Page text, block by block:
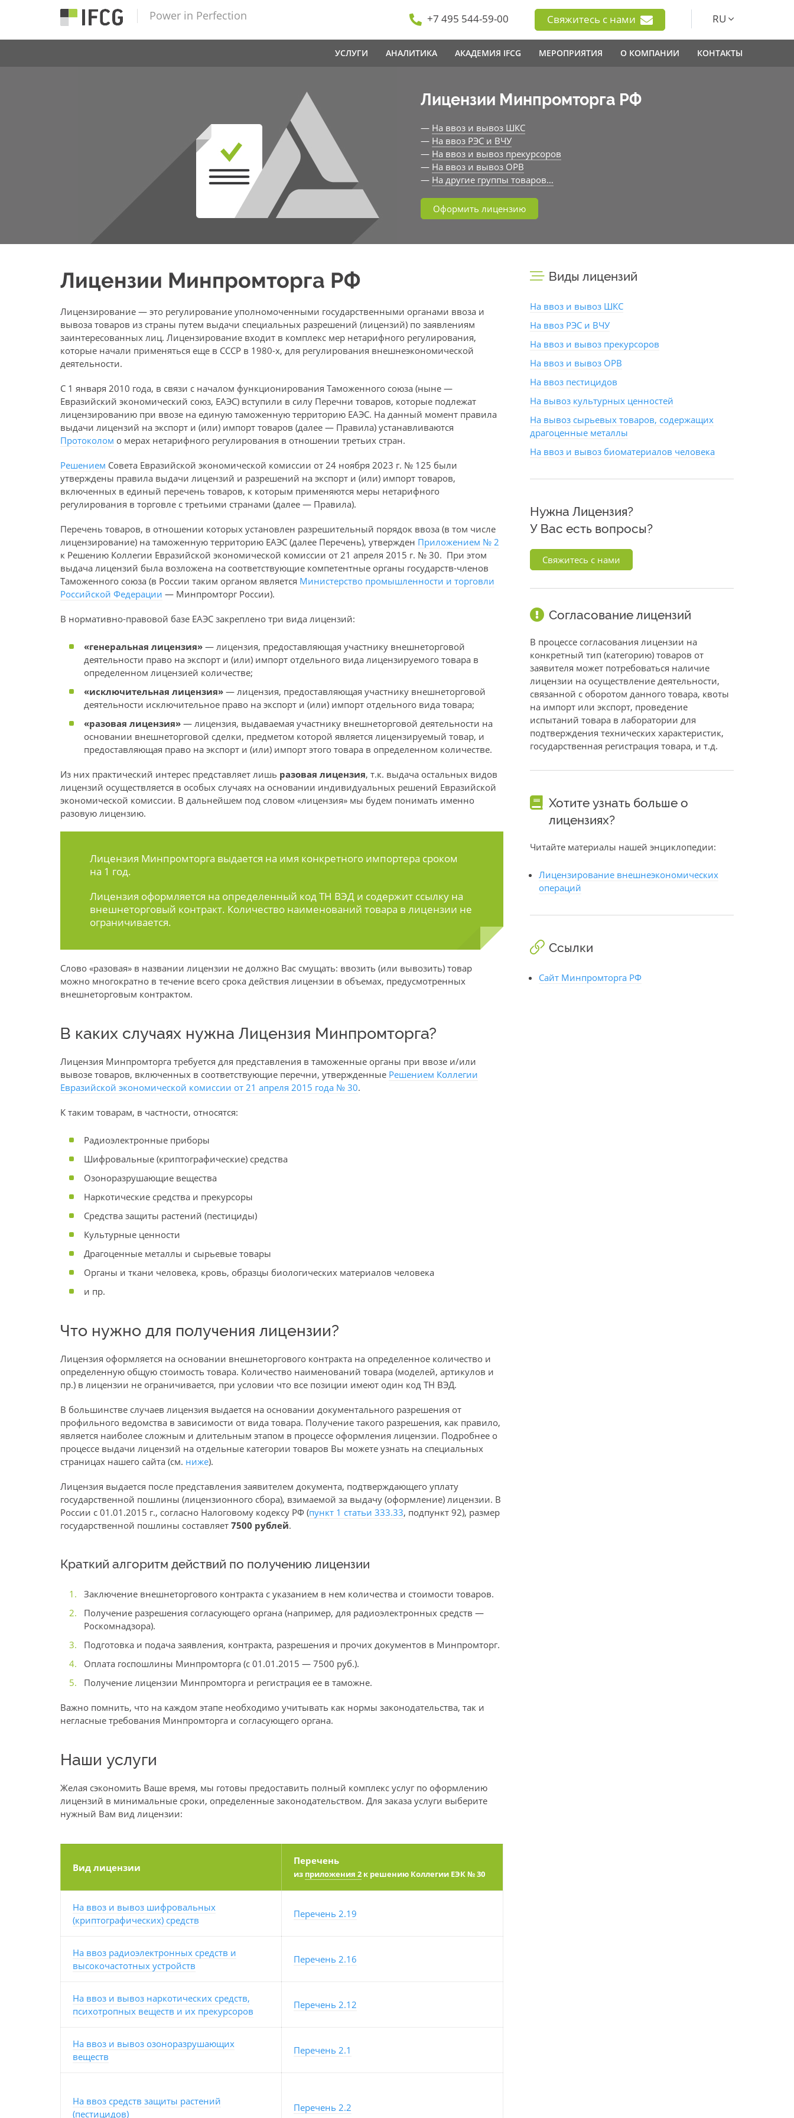
Power in Perfection +7 495 544-59-00 Свяжитесь с нами RU
УСЛУГИ АНАЛИТИКА АКАДЕМИЯ IFCG МЕРОПРИЯТИЯ О КОМПАНИИ КОНТАКТЫ
Лицензии Минпромторга РФ
— На ввоз и вывоз ШКС
— На ввоз РЭС и ВЧУ
— На ввоз и вывоз прекурсоров
— На ввоз и вывоз ОРВ
— На другие группы товаров…
Оформить лицензию
Лицензии Минпромторга РФ
Лицензирование — это регулирование уполномоченными государственными органами ввоза и
вывоза товаров из страны путем выдачи специальных разрешений (лицензий) по заявлениям
заинтересованных лиц. Лицензирование входит в комплекс мер нетарифного регулирования,
которые начали применяться еще в СССР в 1980-х, для регулирования внешнеэкономической
деятельности.
С 1 января 2010 года, в связи с началом функционирования Таможенного союза (ныне —
Евразийский экономический союз, ЕАЭС) вступили в силу Перечни товаров, которые подлежат
лицензированию при ввозе на единую таможенную территорию ЕАЭС. На данный момент правила
выдачи лицензий на экспорт и (или) импорт товаров (далее — Правила) устанавливаются
Протоколом о мерах нетарифного регулирования в отношении третьих стран.
Решением Совета Евразийской экономической комиссии от 24 ноября 2023 г. № 125 были
утверждены правила выдачи лицензий и разрешений на экспорт и (или) импорт товаров,
включенных в единый перечень товаров, к которым применяются меры нетарифного
регулирования в торговле с третьими странами (далее — Правила).
Перечень товаров, в отношении которых установлен разрешительный порядок ввоза (в том числе
лицензирование) на таможенную территорию ЕАЭС (далее Перечень), утвержден Приложением № 2
к Решению Коллегии Евразийской экономической комиссии от 21 апреля 2015 г. № 30. При этом
выдача лицензий была возложена на соответствующие компетентные органы государств-членов
Таможенного союза (в России таким органом является Министерство промышленности и торговли
Российской Федерации — Минпромторг России).
В нормативно-правовой базе ЕАЭС закреплено три вида лицензий:
«генеральная лицензия» — лицензия, предоставляющая участнику внешнеторговой
деятельности право на экспорт и (или) импорт отдельного вида лицензируемого товара в
определенном лицензией количестве;
«исключительная лицензия» — лицензия, предоставляющая участнику внешнеторговой
деятельности исключительное право на экспорт и (или) импорт отдельного вида товара;
«разовая лицензия» — лицензия, выдаваемая участнику внешнеторговой деятельности на
основании внешнеторговой сделки, предметом которой является лицензируемый товар, и
предоставляющая право на экспорт и (или) импорт этого товара в определенном количестве.
Из них практический интерес представляет лишь разовая лицензия, т.к. выдача остальных видов
лицензий осуществляется в особых случаях на основании индивидуальных решений Евразийской
экономической комиссии. В дальнейшем под словом «лицензия» мы будем понимать именно
разовую лицензию.
Лицензия Минпромторга выдается на имя конкретного импортера сроком
на 1 год.
Лицензия оформляется на определенный код ТН ВЭД и содержит ссылку на
внешнеторговый контракт. Количество наименований товара в лицензии не
ограничивается.
Слово «разовая» в названии лицензии не должно Вас смущать: ввозить (или вывозить) товар
можно многократно в течение всего срока действия лицензии в объемах, предусмотренных
внешнеторговым контрактом.
В каких случаях нужна Лицензия Минпромторга?
Лицензия Минпромторга требуется для представления в таможенные органы при ввозе и/или
вывозе товаров, включенных в соответствующие перечни, утвержденные Решением Коллегии
Евразийской экономической комиссии от 21 апреля 2015 года № 30.
К таким товарам, в частности, относятся:
Радиоэлектронные приборы
Шифровальные (криптографические) средства
Озоноразрушающие вещества
Наркотические средства и прекурсоры
Средства защиты растений (пестициды)
Культурные ценности
Драгоценные металлы и сырьевые товары
Органы и ткани человека, кровь, образцы биологических материалов человека
и пр.
Что нужно для получения лицензии?
Лицензия оформляется на основании внешнеторгового контракта на определенное количество и
определенную общую стоимость товара. Количество наименований товара (моделей, артикулов и
пр.) в лицензии не ограничивается, при условии что все позиции имеют один код ТН ВЭД.
В большинстве случаев лицензия выдается на основании документального разрешения от
профильного ведомства в зависимости от вида товара. Получение такого разрешения, как правило,
является наиболее сложным и длительным этапом в процессе оформления лицензии. Подробнее о
процессе выдачи лицензий на отдельные категории товаров Вы можете узнать на специальных
страницах нашего сайта (см. ниже).
Лицензия выдается после представления заявителем документа, подтверждающего уплату
государственной пошлины (лицензионного сбора), взимаемой за выдачу (оформление) лицензии. В
России с 01.01.2015 г., согласно Налоговому кодексу РФ (пункт 1 статьи 333.33, подпункт 92), размер
государственной пошлины составляет 7500 рублей.
Краткий алгоритм действий по получению лицензии
Заключение внешнеторгового контракта с указанием в нем количества и стоимости товаров.
Получение разрешения согласующего органа (например, для радиоэлектронных средств —
Роскомнадзора).
Подготовка и подача заявления, контракта, разрешения и прочих документов в Минпромторг.
Оплата госпошлины Минпромторга (с 01.01.2015 — 7500 руб.).
Получение лицензии Минпромторга и регистрация ее в таможне.
Важно помнить, что на каждом этапе необходимо учитывать как нормы законодательства, так и
негласные требования Минпромторга и согласующего органа.
Наши услуги
Желая сэкономить Ваше время, мы готовы предоставить полный комплекс услуг по оформлению
лицензий в минимальные сроки, определенные законодательством. Для заказа услуги выберите
нужный Вам вид лицензии:
Вид лицензии
Перечень
из приложения 2 к решению Коллегии ЕЭК № 30
На ввоз и вывоз шифровальных
(криптографических) средств
Перечень 2.19
На ввоз радиоэлектронных средств и
высокочастотных устройств
Перечень 2.16
На ввоз и вывоз наркотических средств,
психотропных веществ и их прекурсоров
Перечень 2.12
На ввоз и вывоз озоноразрушающих
веществ
Перечень 2.1
На ввоз средств защиты растений
(пестицидов)
Перечень 2.2
Виды лицензий
На ввоз и вывоз ШКС
На ввоз РЭС и ВЧУ
На ввоз и вывоз прекурсоров
На ввоз и вывоз ОРВ
На ввоз пестицидов
На вывоз культурных ценностей
На вывоз сырьевых товаров, содержащих
драгоценные металлы
На ввоз и вывоз биоматериалов человека
Нужна Лицензия?
У Вас есть вопросы?
Свяжитесь с нами
Согласование лицензий
В процессе согласования лицензии на
конкретный тип (категорию) товаров от
заявителя может потребоваться наличие
лицензии на осуществление деятельности,
связанной с оборотом данного товара, квоты
на импорт или экспорт, проведение
испытаний товара в лаборатории для
подтверждения технических характеристик,
государственная регистрация товара, и т.д.
Хотите узнать больше о
лицензиях?
Читайте материалы нашей энциклопедии:
Лицензирование внешнеэкономических
операций
Ссылки
Сайт Минпромторга РФ